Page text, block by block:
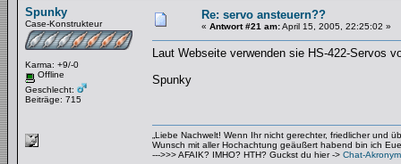
Spunky
Case-Konstrukteur
Karma: +9/-0
Offline
Geschlecht:
Beiträge: 715
Re: servo ansteuern??
« Antwort #21 am:April 15, 2005, 22:25:02 »
Laut Webseite verwenden sie HS-422-Servos
Spunky
„Liebe Nachwelt! Wenn Ihr nicht gerechter, friedlicher und
Wunsch mit aller Hochachtung geäußert habend bin ich
--->>> AFAIK? IMHO? HTH? Guckst du hier -> Chat-